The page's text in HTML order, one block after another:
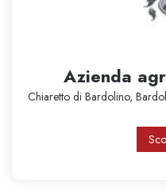
Azienda
Chiaretto di Bardolino,